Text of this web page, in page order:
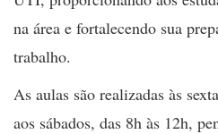
na área e fortalecendo sua
trabalho.
As aulas são realizadas às
aos sábados, das 8h às 12h,